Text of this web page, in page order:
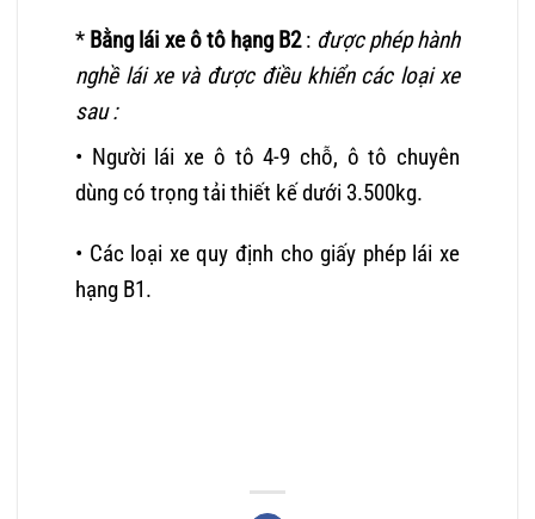
* Bằng lái xe ô tô hạng B2: được phép hành
nghề lái xe và được điều khiển các loại xe
sau :
• Người lái xe ô tô 4-9 chỗ, ô tô chuyên
dùng có trọng tải thiết kế dưới 3.500kg.
• Các loại xe quy định cho giấy phép lái xe
hạng B1.